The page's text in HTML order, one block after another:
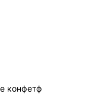
конфетф